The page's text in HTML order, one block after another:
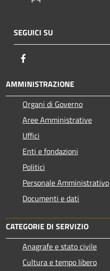
SEGUICI SU
AMMINISTRAZIONE
Organi di Governo
Aree Amministrative
Uffici
Enti e fondazioni
Politici
Personale Amministrativo
Documenti e dati
CATEGORIE DI SERVIZIO
Anagrafe e stato civile
Cultura e tempo libero